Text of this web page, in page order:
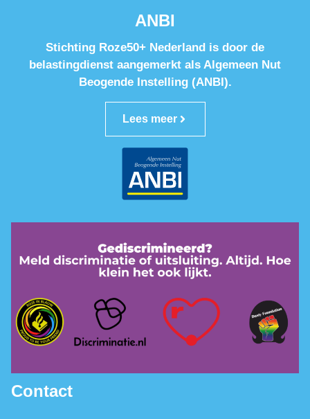
ANBI
Stichting Roze50+ Nederland is door de
belastingdienst aangemerkt als Algemeen Nut
Beogende Instelling (ANBI).
Lees meer
Contact